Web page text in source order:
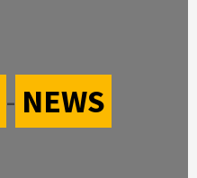
- NEWS